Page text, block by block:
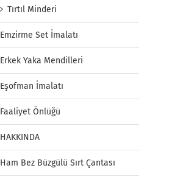
Tırtıl Minderi
Emzirme Set İmalatı
Erkek Yaka Mendilleri
Eşofman İmalatı
Faaliyet Önlüğü
HAKKINDA
Ham Bez Büzgülü Sırt Çantası